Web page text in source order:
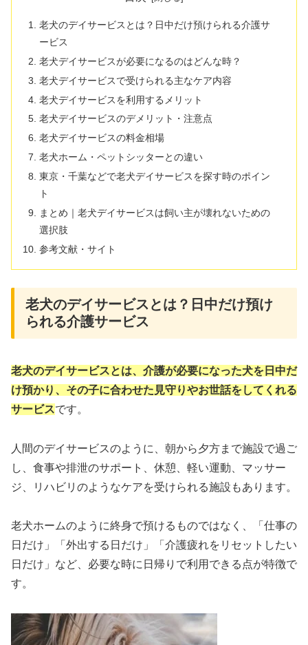
老犬のデイサービスとは？日中だけ預けられる介護サ
ービス
老犬デイサービスが必要になるのはどんな時？
老犬デイサービスで受けられる主なケア内容
老犬デイサービスを利用するメリット
老犬デイサービスのデメリット・注意点
老犬デイサービスの料金相場
老犬ホーム・ペットシッターとの違い
東京・千葉などで老犬デイサービスを探す時のポイン
ト
まとめ｜老犬デイサービスは飼い主が壊れないための
選択肢
参考文献・サイト
老犬のデイサービスとは？日中だけ預け
られる介護サービス
老犬のデイサービスとは、介護が必要になった犬を日中だ
け預かり、その子に合わせた見守りやお世話をしてくれる
サービスです。
人間のデイサービスのように、朝から夕方まで施設で過ご
し、食事や排泄のサポート、休憩、軽い運動、マッサー
ジ、リハビリのようなケアを受けられる施設もあります。
老犬ホームのように終身で預けるものではなく、「仕事の
日だけ」「外出する日だけ」「介護疲れをリセットしたい
日だけ」など、必要な時に日帰りで利用できる点が特徴で
す。